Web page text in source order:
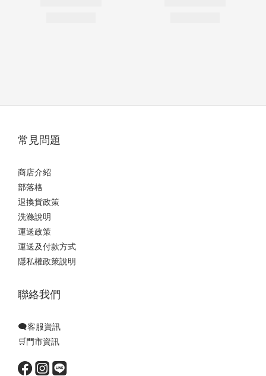
常見問題
商店介紹
部落格
退換貨政策
洗滌說明
運送政策
運送及付款方式
隱私權政策說明
聯絡我們
🗨️客服資訊
🛒門市資訊